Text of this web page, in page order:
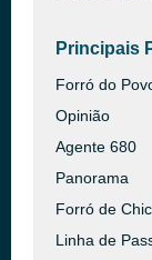
Principais
Forró do
Opinião
Agente 680
Panorama
Forró de
Linha de